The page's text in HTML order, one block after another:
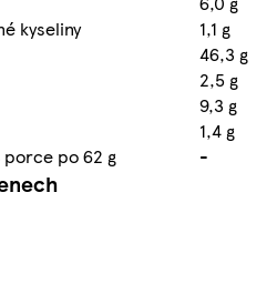
kyseliny
1,1 g
46,3 g
2,5 g
9,3 g
1,4 g
porce po 62 g
-